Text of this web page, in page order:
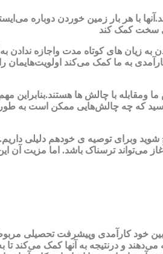
با هر بار زمین خوردن دوباره
سخت کمک کند
به زیان های کوتاه مدت واجازه ندادن
به ما کمک می‌کند اولویت‌هایمان
با چالش ها هستند.بنابراین
که چه چالش‌هایی ممکن است به
وبرای توصیه ی خودهم دلیلی
می‌تواند ترسناک باشد. اما مزیت
خود کارآمدی وپیشرفت تحصیلی
و درنتیجه به آنها کمک می‌کند